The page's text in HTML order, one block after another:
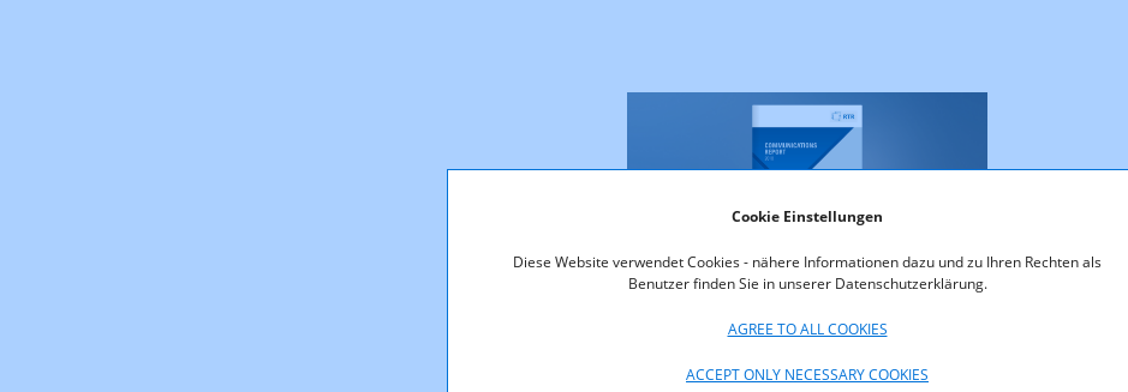
Cookie Einstellungen
Diese Website verwendet Cookies - nähere Informationen dazu und zu Ihren Rechten als
Benutzer finden Sie in unserer Datenschutzerklärung.
AGREE TO ALL COOKIES
ACCEPT ONLY NECESSARY COOKIES